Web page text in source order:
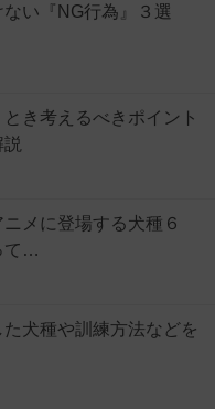
い『NG行為』３選
き考えるべきポイント
ニメに登場する犬種６
て…
犬種や訓練方法などを